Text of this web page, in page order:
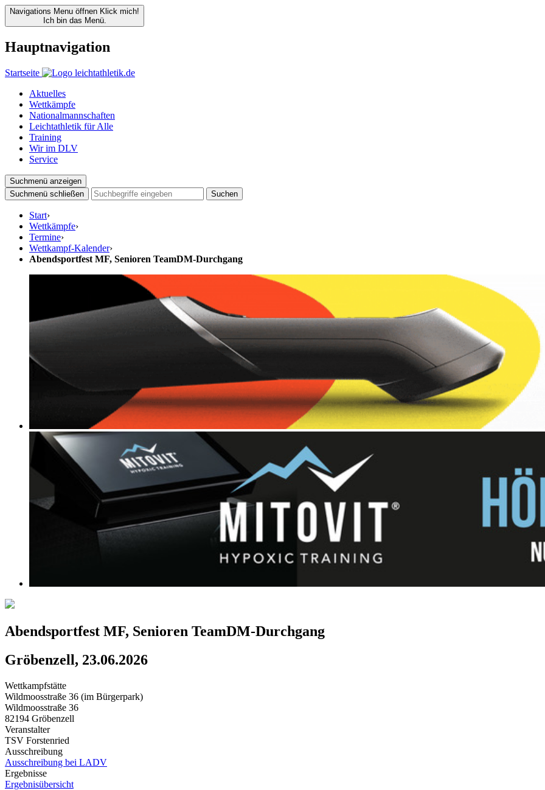
Navigations Menu öffnen Klick mich!
Ich bin das Menü.
Hauptnavigation
Startseite
Aktuelles
Wettkämpfe
Nationalmannschaften
Leichtathletik für Alle
Training
Wir im DLV
Service
Suchmenü anzeigen
Suchmenü schließen
Suchen
Start›
Wettkämpfe›
Termine›
Wettkampf-Kalender›
Abendsportfest MF, Senioren TeamDM-Durchgang
Abendsportfest MF, Senioren TeamDM-Durchgang
Gröbenzell, 23.06.2026
Wettkampfstätte
Wildmoosstraße 36 (im Bürgerpark)
Wildmoosstraße 36
82194 Gröbenzell
Veranstalter
TSV Forstenried
Ausschreibung
Ausschreibung bei LADV
Ergebnisse
Ergebnisübersicht